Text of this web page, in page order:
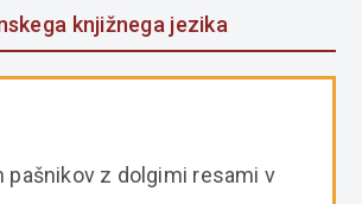
knjižnega jezika
pašnikov z dolgimi resami v